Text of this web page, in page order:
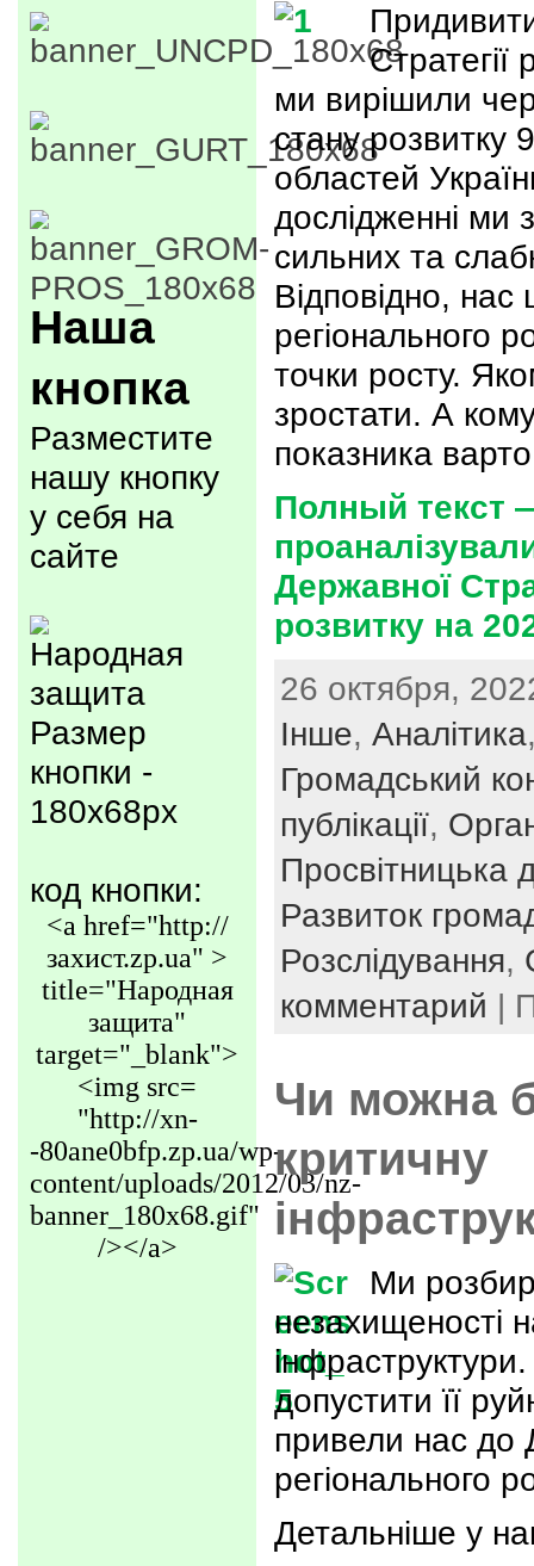
Наша
кнопка
Разместите
нашу кнопку
у себя на
сайте
Размер
кнопки -
180x68px
код кнопки:
<a href="http://
захист.zp.ua" >
title="Народная
защита"
target="_blank">
<img src=
"http://xn-
-80ane0bfp.zp.ua/wp-
content/uploads/2012/03/nz-
banner_180x68.gif"
/></a>
Стратегії
ми вирішили
стану розвитку
областей
дослідженні ми
сильних та
Відповідно, нас
регіонального
точки росту.
зростати. А
показника варто
Полный текст
Державної
розвитку на
26 октября,
Інше, Аналітика
Громадський
публікації,
Просвітницька
Развиток
Розслідування,
комментарий |
Чи можна
критичну
Ми
незахищеності
допустити її
привели нас до
регіонального
Детальніше у